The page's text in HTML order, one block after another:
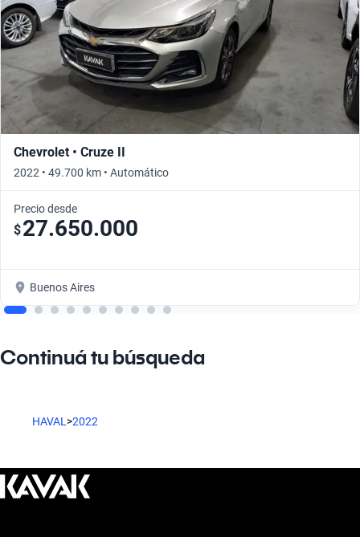
Chevrolet • Cruze II
2022 • 49.700 km • Automático
Precio desde
$27.650.000
Buenos Aires
Continuá tu búsqueda
HAVAL >2022